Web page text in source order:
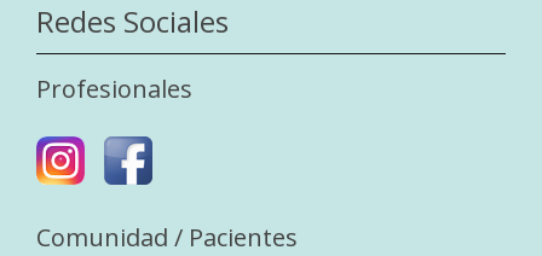
Redes Sociales
Profesionales
Comunidad / Pacientes